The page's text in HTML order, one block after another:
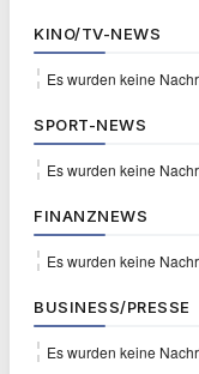
KINO/TV-NEWS
Es wurden keine
SPORT-NEWS
Es wurden keine
FINANZNEWS
Es wurden keine
BUSINESS/PRESSE
Es wurden keine